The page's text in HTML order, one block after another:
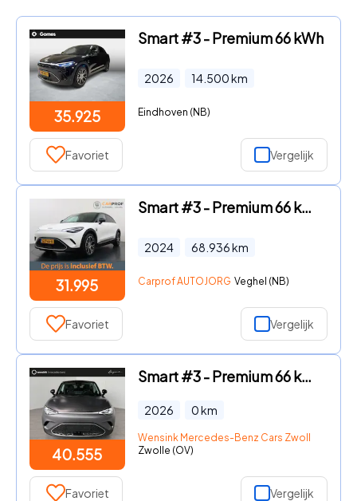
35.925
Smart #3 - Premium 66 kWh
2026 14.500km
Eindhoven (NB)
Favoriet Vergelijk
31.995
Smart #3 - Premium 66 kWh Trekhaak | 360 Camera | Stoelverwarming | HUD
2024 68.936km
Carprof AUTOJORG Veghel (NB)
Favoriet Vergelijk
40.555
Smart #3 - Premium 66 kWh | Warmtepomp | 22 KW laden | Stoel-stuurwiel
2026 0km
Wensink Mercedes-Benz Cars Zwolle
Zwolle (OV)
Favoriet Vergelijk